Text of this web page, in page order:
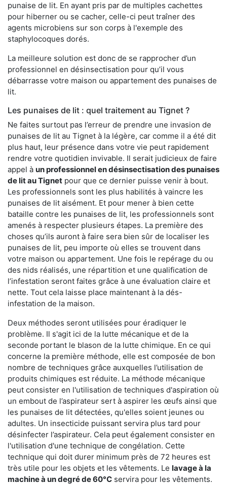
punaise de lit. En ayant pris par de multiples cachettes
pour hiberner ou se cacher, celle-ci peut traîner des
agents microbiens sur son corps à l'exemple des
staphylocoques dorés.
La meilleure solution est donc de se rapprocher d’un
professionnel en désinsectisation pour qu’il vous
débarrasse votre maison ou appartement des punaises de
lit.
Les punaises de lit : quel traitement au Tignet ?
Ne faites surtout pas l’erreur de prendre une invasion de
punaises de lit au Tignet à la légère, car comme il a été dit
plus haut, leur présence dans votre vie peut rapidement
rendre votre quotidien invivable. Il serait judicieux de faire
appel à un professionnel en désinsectisation des punaises
de lit au Tignet pour que ce dernier puisse venir à bout.
Les professionnels sont les plus habilités à vaincre les
punaises de lit aisément. Et pour mener à bien cette
bataille contre les punaises de lit, les professionnels sont
amenés à respecter plusieurs étapes. La première des
choses qu’ils auront à faire sera bien sûr de localiser les
punaises de lit, peu importe où elles se trouvent dans
votre maison ou appartement. Une fois le repérage du ou
des nids réalisés, une répartition et une qualification de
l’infestation seront faites grâce à une évaluation claire et
nette. Tout cela laisse place maintenant à la dés-
infestation de la maison.
Deux méthodes seront utilisées pour éradiquer le
problème. Il s'agit ici de la lutte mécanique et de la
seconde portant le blason de la lutte chimique. En ce qui
concerne la première méthode, elle est composée de bon
nombre de techniques grâce auxquelles l’utilisation de
produits chimiques est réduite. La méthode mécanique
peut consister en l'utilisation de techniques d'aspiration où
un embout de l’aspirateur sert à aspirer les œufs ainsi que
les punaises de lit détectées, qu'elles soient jeunes ou
adultes. Un insecticide puissant servira plus tard pour
désinfecter l’aspirateur. Cela peut également consister en
l'utilisation d'une technique de congélation. Cette
technique qui doit durer minimum près de 72 heures est
très utile pour les objets et les vêtements. Le lavage à la
machine à un degré de 60°C servira pour les vêtements.